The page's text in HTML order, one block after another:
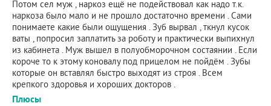
Потом сел муж , наркоз ещё не подействовал как надо т.к.
наркоза было мало и не прошло достаточно времени . Сами
понимаете какие были ощущения . Зуб вырвал , ткнул кусок
ваты , попросил заплатить за роботу и практически выпихнул
из кабинета . Муж вышел в полуобморочном состаянии . Если
короче то к этому коновалу под прицелом не пойдём . Зубы
которые он вставлял быстро выходят из строя . Всем
крепкого здоровья и хороших докторов .
Плюсы